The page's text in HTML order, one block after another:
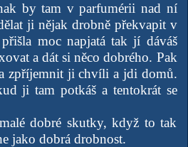
by tam v parfumérii nad ní
ji nějak drobně překvapit v
moc napjatá tak jí dáváš
a dát si něco dobrého. Pak
zpříjemnit ji chvíli a jdi domů.
ji tam potkáš a tentokrát se
dobré skutky, když to tak
jako dobrá drobnost.